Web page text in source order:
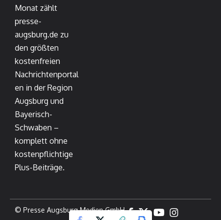
Monat zählt
presse-
augsburg.de zu
den größten
kostenfreien
Nachrichtenportal
en in der Region
Augsburg und
Bayerisch-
Schwaben –
komplett ohne
kostenpflichtige
Plus-Beiträge.
© Presse Augsburg Medien GmbH